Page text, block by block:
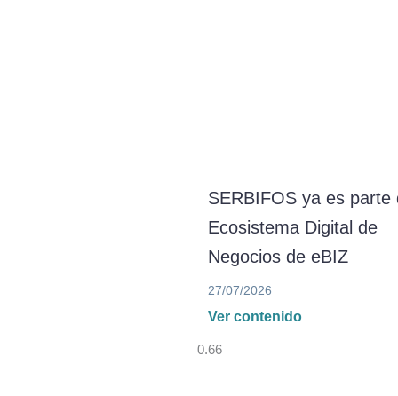
SERBIFOS ya es parte
Ecosistema Digital de
Negocios de eBIZ
27/07/2026
Ver contenido